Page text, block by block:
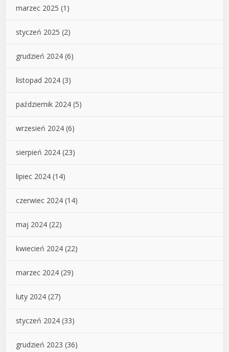
marzec 2025 (1)
styczeń 2025 (2)
grudzień 2024 (6)
listopad 2024 (3)
październik 2024 (5)
wrzesień 2024 (6)
sierpień 2024 (23)
lipiec 2024 (14)
czerwiec 2024 (14)
maj 2024 (22)
kwiecień 2024 (22)
marzec 2024 (29)
luty 2024 (27)
styczeń 2024 (33)
grudzień 2023 (36)